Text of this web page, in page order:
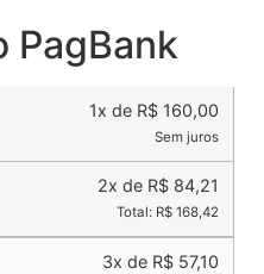
PagBank
1x de R$ 160,00
Sem juros
2x de R$ 84,21
Total: R$ 168,42
3x de R$ 57,10